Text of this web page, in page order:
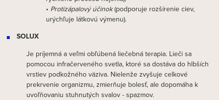
• Protizápalový účinok(podporuje rozšírenie ciev,
urýchľuje látkovú výmenu).
SOLUX
Je príjemná a veľmi obľúbená liečebná terapia. Lieči sa
pomocou infračerveného svetla, ktoré sa dostáva do hlbších
vrstiev podkožného väziva. Nielenže zvyšuje celkové
prekrvenie organizmu, zmierňuje bolesť, ale dopomáha k
uvoľňovaniu stuhnutých svalov - spazmov.